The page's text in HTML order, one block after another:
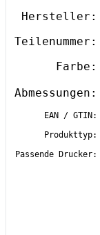
Hersteller:
Teilenummer:
Farbe:
Abmessungen:
EAN / GTIN:
Produkttyp:
Passende Drucker: